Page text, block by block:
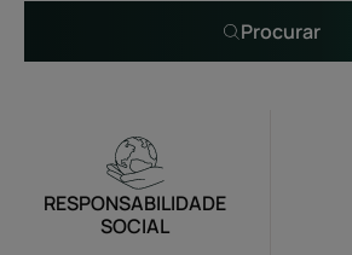
Procurar
RESPONSABILIDADE
SOCIAL